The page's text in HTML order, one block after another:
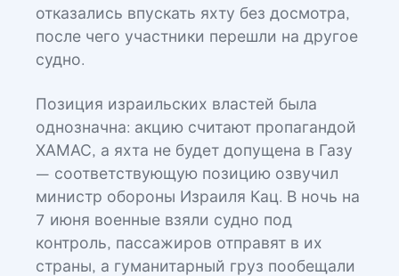
отказались впускать яхту без досмотра,
после чего участники перешли на другое
судно.
Позиция израильских властей была
однозначна: акцию считают пропагандой
ХАМАС, а яхта не будет допущена в Газу
— соответствующую позицию озвучил
министр обороны Израиля Кац. В ночь на
7 июня военные взяли судно под
контроль, пассажиров отправят в их
страны, а гуманитарный груз пообещали